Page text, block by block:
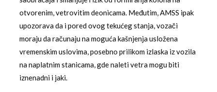
otvorenim, vetrovitim deonicama. Međutim, AMSS ipak
upozorava da i pored ovog tekućeg stanja, vozači
moraju da računaju na moguća kašnjenja usložena
vremenskim uslovima, posebno prilikom izlaska iz vozila
na naplatnim stanicama, gde naleti vetra mogu biti
iznenadni i jaki.